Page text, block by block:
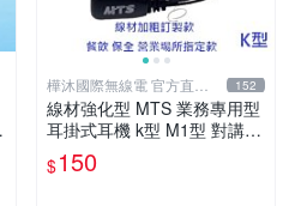
樺沐國際無線電 官方直營
旗艦店
152
線材強化型 MTS 業務專用型
耳掛式耳機 k型 M1型 對講機
耳機 無線電耳機 耳掛耳機 業
務耳機 通用型
$150